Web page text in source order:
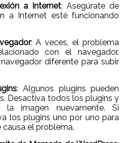
a Internet: Asegúrate de
a Internet esté funcionando
: A veces, el problema
con el navegador.
diferente para subir
: Algunos plugins pueden
Desactiva todos los plugins y
imagen nuevamente. Si
los plugins uno por uno para
causa el problema.